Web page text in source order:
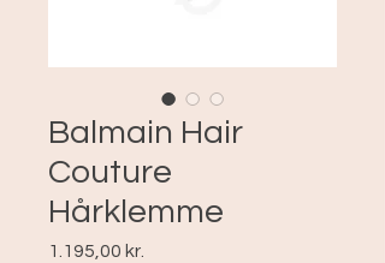
Balmain Hair
Couture
Hårklemme
1.195,00 kr.